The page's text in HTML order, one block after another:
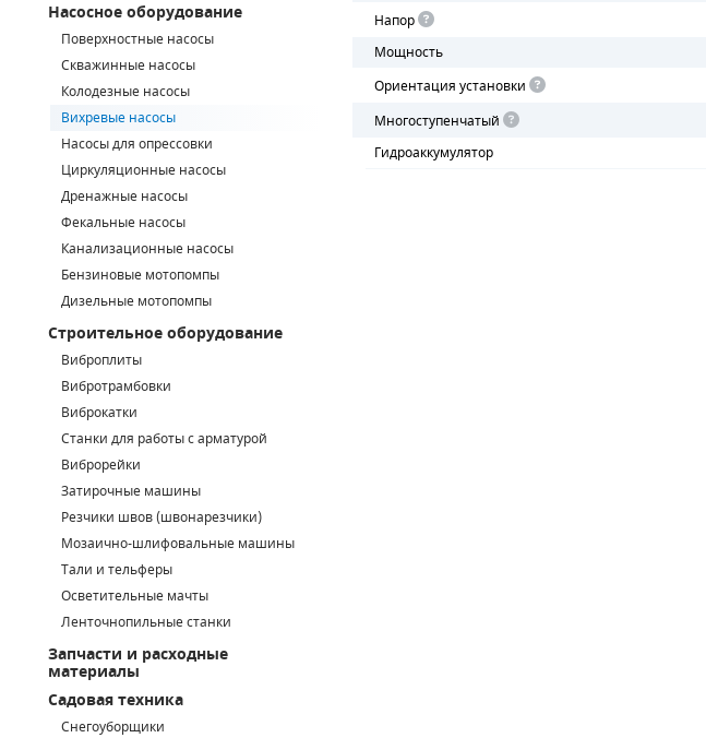
Насосное оборудование
Поверхностные насосы
Скважинные насосы
Колодезные насосы
Вихревые насосы
Насосы для опрессовки
Циркуляционные насосы
Дренажные насосы
Фекальные насосы
Канализационные насосы
Бензиновые мотопомпы
Дизельные мотопомпы
Строительное оборудование
Виброплиты
Вибротрамбовки
Виброкатки
Станки для работы с арматурой
Виброрейки
Затирочные машины
Резчики швов (швонарезчики)
Мозаично-шлифовальные машины
Тали и тельферы
Осветительные мачты
Ленточнопильные станки
Запчасти и расходные
материалы
Садовая техника
Снегоуборщики
Напор
Мощность
Ориентация установки
Многоступенчатый
Гидроаккумулятор
СМЕННЫЕ ЭЛЕМЕНТЫ МАГИСТРАЛЬНЫХ ФИЛЬТРОВ
ДЛЯ АДСОРБЦИОННЫХ ОСУШИТЕЛЕЙ
ЭЛЕКТРОДВИГАТЕЛИ
БЕНЗИНОВЫЕ ДВИГАТЕЛИ
ДИЗЕЛЬНЫЕ ДВИГАТЕЛИ
ФИЛЬТРЫ ТОПЛИВНЫЕ
МОТОРНОЕ МАСЛО
РАДИАТОРЫ
ПОДШИПНИКИ
ПОРШНЕВЫЕ БЛОКИ
ДЕТАЛИ ПОРШНЕВЫХ КОМПРЕССОРОВ
ДЕТАЛИ СПИРАЛЬНЫХ КОМПРЕССОРОВ
ДЕТАЛИ НАСОСНОЙ ЧАСТИ
ДЕТАЛИ ПОГРУЖНЫХ НАСОСОВ